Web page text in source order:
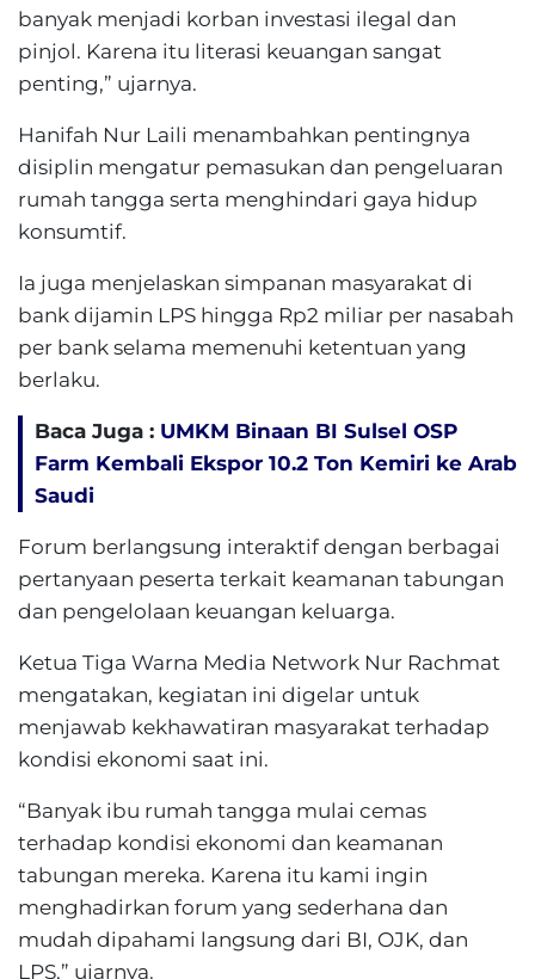
banyak menjadi korban investasi ilegal dan
pinjol. Karena itu literasi keuangan sangat
penting,” ujarnya.
Hanifah Nur Laili menambahkan pentingnya
disiplin mengatur pemasukan dan pengeluaran
rumah tangga serta menghindari gaya hidup
konsumtif.
Ia juga menjelaskan simpanan masyarakat di
bank dijamin LPS hingga Rp2 miliar per nasabah
per bank selama memenuhi ketentuan yang
berlaku.
Baca Juga : UMKM Binaan BI Sulsel OSP
Farm Kembali Ekspor 10.2 Ton Kemiri ke Arab
Saudi
Forum berlangsung interaktif dengan berbagai
pertanyaan peserta terkait keamanan tabungan
dan pengelolaan keuangan keluarga.
Ketua Tiga Warna Media Network Nur Rachmat
mengatakan, kegiatan ini digelar untuk
menjawab kekhawatiran masyarakat terhadap
kondisi ekonomi saat ini.
“Banyak ibu rumah tangga mulai cemas
terhadap kondisi ekonomi dan keamanan
tabungan mereka. Karena itu kami ingin
menghadirkan forum yang sederhana dan
mudah dipahami langsung dari BI, OJK, dan
LPS,” ujarnya.